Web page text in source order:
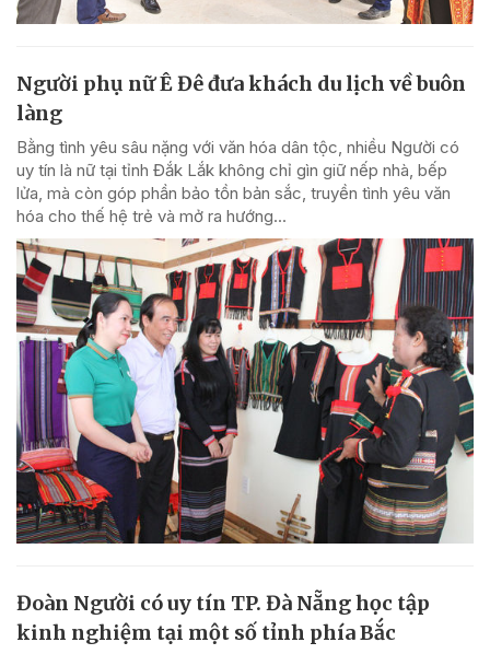
Người phụ nữ Ê Đê đưa khách du lịch về buôn
làng
Bằng tình yêu sâu nặng với văn hóa dân tộc, nhiều Người có
uy tín là nữ tại tỉnh Đắk Lắk không chỉ gìn giữ nếp nhà, bếp
lửa, mà còn góp phần bảo tồn bản sắc, truyền tình yêu văn
hóa cho thế hệ trẻ và mở ra hướng...
Đoàn Người có uy tín TP. Đà Nẵng học tập
kinh nghiệm tại một số tỉnh phía Bắc